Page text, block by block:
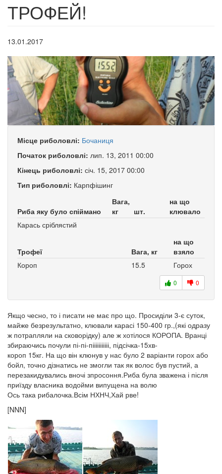
ТРОФЕЙ!
13.01.2017
Місце риболовлі: Бочаниця
Початок риболовлі: лип. 13, 2011 00:00
Кінець риболовлі: січ. 15, 2017 00:00
Тип риболовлі: Карпфішинг
Риба яку було спіймано
Вага,
кг
шт.
на що
клювало
Карась сріблястий
Трофеї Вага, кг
на що
взяло
Короп
15.5 Горох
0 0
Якщо чесно, то і писати не має про що. Просиділи 3-є суток,
майже безрезультатно, клювали карасі 150-400 гр.,(які одразу
ж потрапляли на сковорідку) але ж хотілося КОРОПА. Вранці
збираючись почули пі-пі-пііііііііііі, підсічка-15хв-
короп 15кг. На що він клюнув у нас було 2 варіанти горох або
бойл, точно дізнатись не змогли так як волос був пустий, а
перезакидувались вночі зпросоння.Риба була зважена і після
приїзду власника водойми випущена на волю
Ось така рибалочка.Всім НХНЧ,Хай рве!
[NNN]